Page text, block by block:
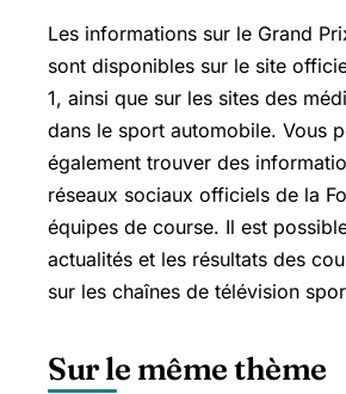
Les informations sur le Grand
sont disponibles sur le site
1, ainsi que sur les sites des
dans le sport automobile. Vous
également trouver des
réseaux sociaux officiels de la
équipes de course. Il est
actualités et les résultats des
sur les chaînes de télévision
Sur le même thème